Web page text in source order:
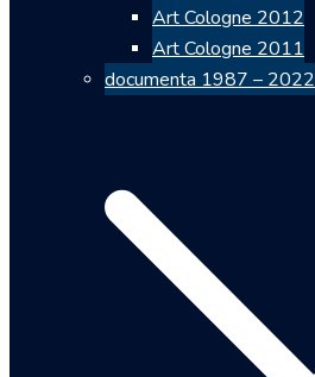
Art Cologne 2012
Art Cologne 2011
documenta 1987 – 2022